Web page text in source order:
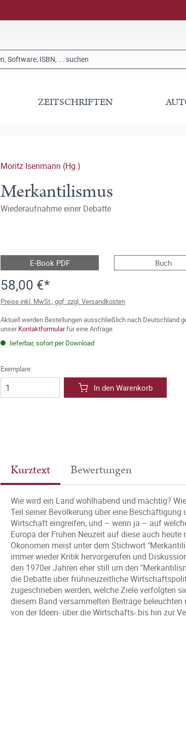
ZEITSCHRIFTEN
Moritz Isenmann (Hg.)
Merkantilismus
Wiederaufnahme einer Debatte
E-Book PDF Buch
58,00 €*
Preise inkl. MwSt., ggf. zzgl. Versandkosten
Aktuell werden Bestellungen ausschließlich nach Deutschland
unserKontaktformularfür eine Anfrage.
lieferbar, sofort per Download
Exemplare:
In den Warenkorb
Kurztext Bewertungen
Wie wird ein Land wohlhabend und mächtig?
Teil seiner Bevölkerung über eine
Wirtschaft eingreifen, und – wenn ja – auf
Europa der Frühen Neuzeit auf diese auch
Ökonomen meist unter dem Stichwort
immer wieder Kritik hervorgerufen und
den 1970er Jahren eher still um den
die Debatte über frühneuzeitliche
zugeschrieben werden, welche Ziele verfolgten
diesem Band versammelten Beiträge
von der Ideen- über die Wirtschafts- bis hin zur